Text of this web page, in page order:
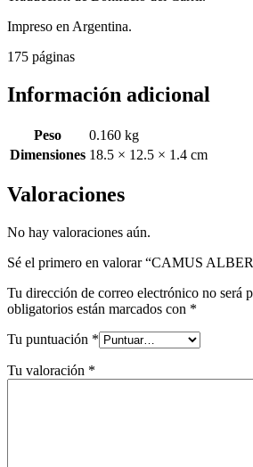
Impreso en Argentina.
175 páginas
Información adicional
Peso
0.160 kg
Dimensiones 18.5 × 12.5 × 1.4 cm
Valoraciones
No hay valoraciones aún.
Sé el primero en valorar “CAMUS
Tu dirección de correo electrónico no será
obligatorios están marcados con *
Tu puntuación *
Tu valoración *